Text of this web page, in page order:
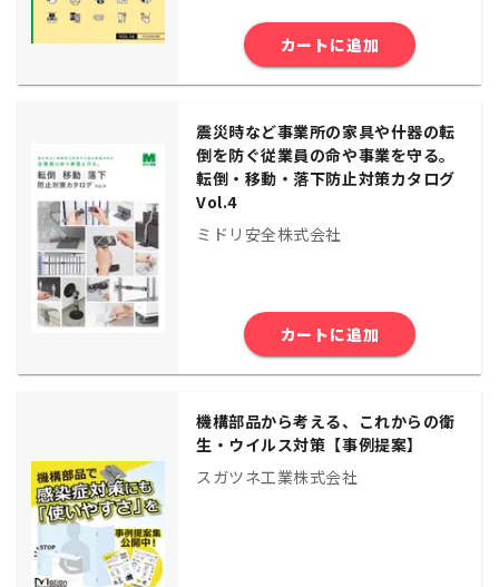
カートに追加
震災時など事業所の家具や什器の転
倒を防ぐ従業員の命や事業を守る。
転倒・移動・落下防止対策カタログ
Vol.4
ミドリ安全株式会社
カートに追加
機構部品から考える、これからの衛
生・ウイルス対策【事例提案】
スガツネ工業株式会社